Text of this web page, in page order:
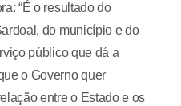
“É o resultado do
do município e do
público que dá a
o Governo quer
entre o Estado e os